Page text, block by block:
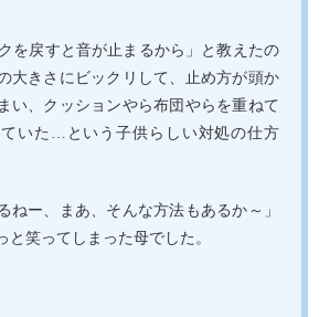
を戻すと音が止まるから」と教えたの
大きさにビックリして、止め方が頭か
い、クッションやら布団やらを重ねて
いた…という子供らしい対処の仕方
ねー、まあ、そんな方法もあるか～」
と笑ってしまった母でした。